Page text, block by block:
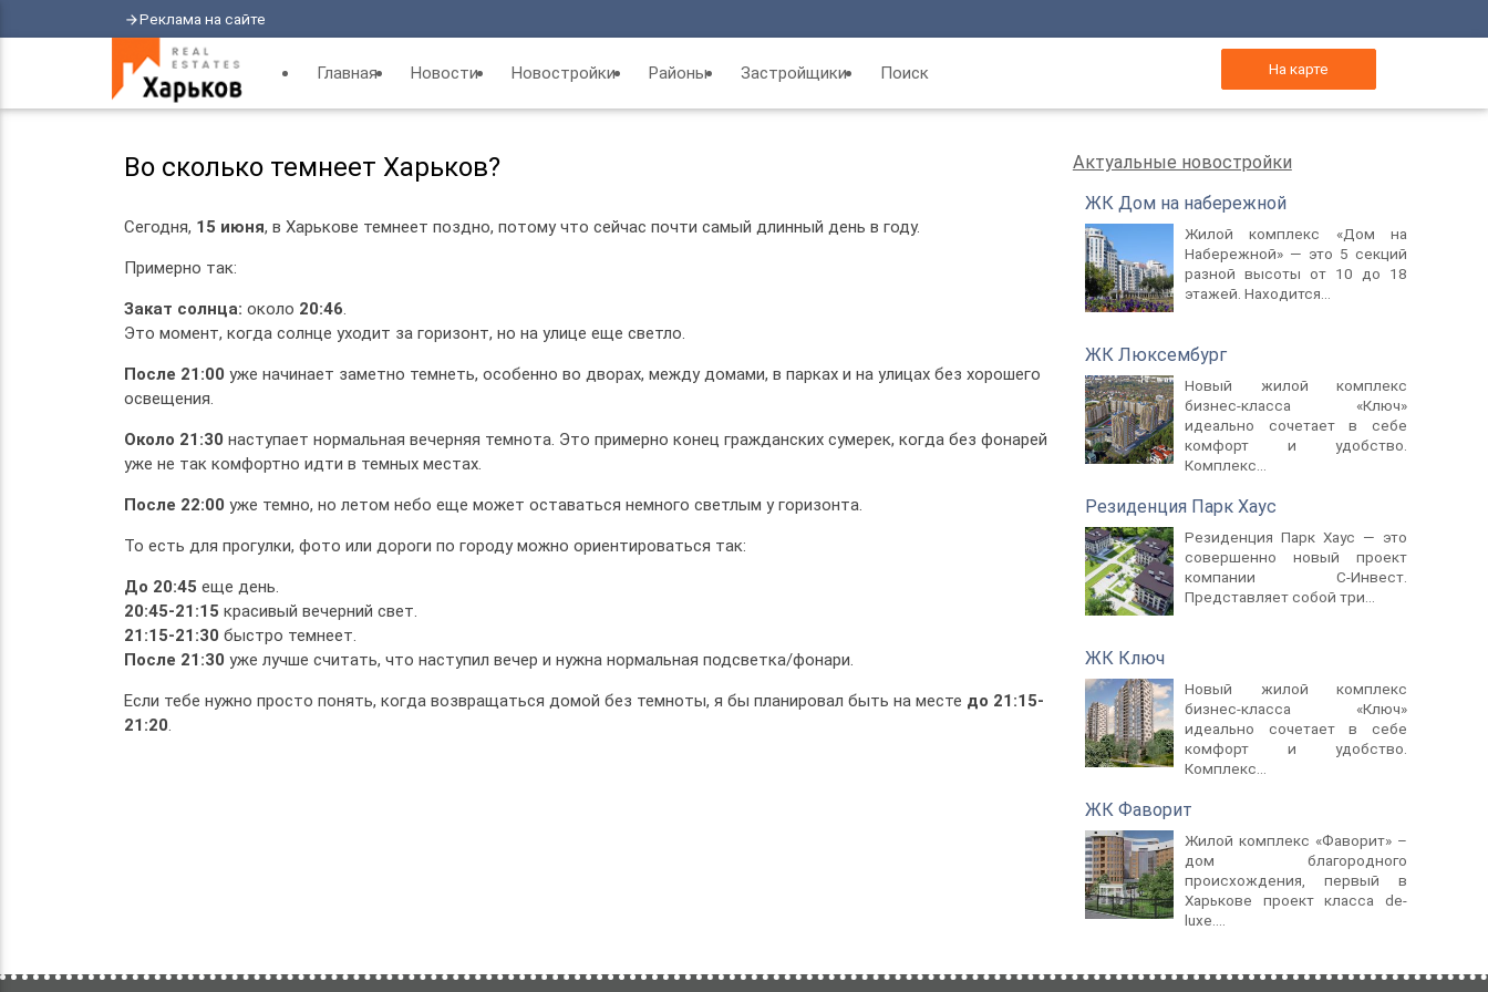
arrow_forwardРеклама на сайте
Главная Новости Новостройки Районы Застройщики Поиск На карте
Во сколько темнеет Харьков?
Сегодня, 15 июня, в Харькове темнеет поздно, потому что сейчас почти самый длинный день в году.
Примерно так:
Закат солнца: около 20:46.
Это момент, когда солнце уходит за горизонт, но на улице еще светло.
После 21:00 уже начинает заметно темнеть, особенно во дворах, между домами, в парках и на улицах без хорошего
освещения.
Около 21:30 наступает нормальная вечерняя темнота. Это примерно конец гражданских сумерек, когда без фонарей
уже не так комфортно идти в темных местах.
После 22:00 уже темно, но летом небо еще может оставаться немного светлым у горизонта.
То есть для прогулки, фото или дороги по городу можно ориентироваться так:
До 20:45 еще день.
20:45-21:15 красивый вечерний свет.
21:15-21:30 быстро темнеет.
После 21:30 уже лучше считать, что наступил вечер и нужна нормальная подсветка/фонари.
Если тебе нужно просто понять, когда возвращаться домой без темноты, я бы планировал быть на месте до 21:15-
21:20.
Актуальные новостройки
ЖК Дом на набережной
Жилой комплекс «Дом на
Набережной» — это 5 секций
разной высоты от 10 до 18
этажей. Находится...
ЖК Люксембург
Новый жилой комплекс
бизнес-класса «Ключ»
идеально сочетает в себе
комфорт и удобство.
Комплекс...
Резиденция Парк Хаус
Резиденция Парк Хаус — это
совершенно новый проект
компании С-Инвест.
Представляет собой три...
ЖК Ключ
Новый жилой комплекс
бизнес-класса «Ключ»
идеально сочетает в себе
комфорт и удобство.
Комплекс...
ЖК Фаворит
Жилой комплекс «Фаворит» –
дом благородного
происхождения, первый в
Харькове проект класса de-
luxе....